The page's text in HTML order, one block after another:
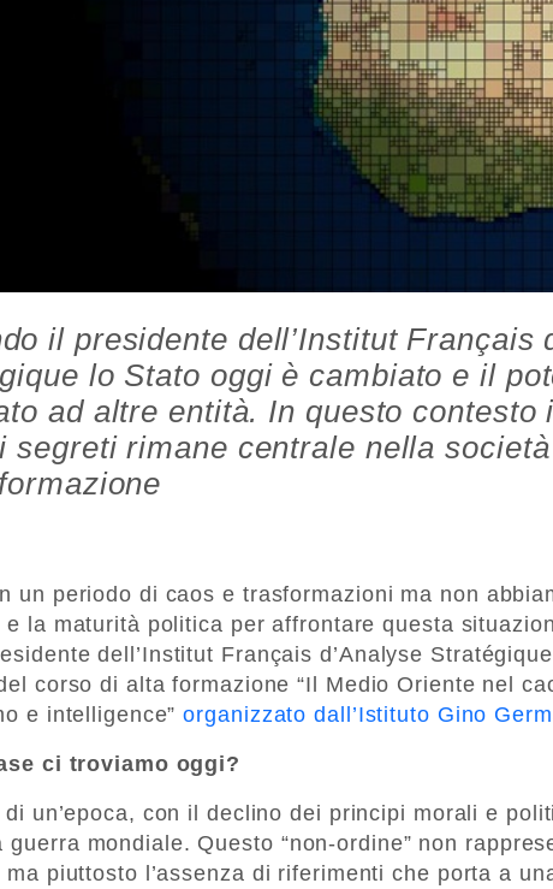
il presidente dell’Institut Français
lo Stato oggi è cambiato e il
ad altre entità. In questo contesto
segreti rimane centrale nella società
un periodo di caos e trasformazioni ma non
e la maturità politica per affrontare questa
dell’Institut Français d’Analyse
corso di alta formazione “Il Medio Oriente nel
e intelligence”organizzato dall’Istituto Gino
ci troviamo oggi?
un’epoca, con il declino dei principi morali e
guerra mondiale. Questo “non-ordine” non
ma piuttosto l’assenza di riferimenti che porta a